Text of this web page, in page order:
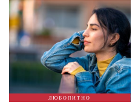
ЛЮБОПИТНО